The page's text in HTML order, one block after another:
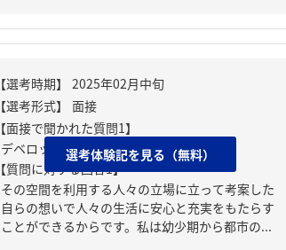
【面接で聞かれた質問1】
デベロッパーの志望理由
【質問に対する回答1】
その空間を利用する人々の立場に立って考案した
自らの想いで人々の生活に安心と充実をもたらす
ことができるからです。私は幼少期から都市の...
選考体験記を見る（無料）